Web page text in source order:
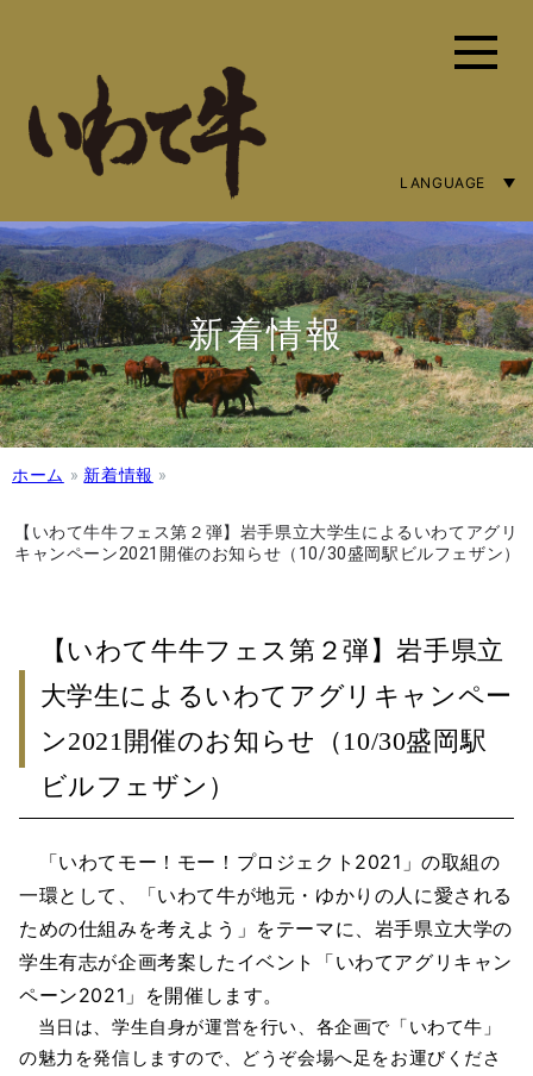
LANGUAGE
新着情報
ホーム » 新着情報 »
【いわて牛牛フェス第２弾】岩手県立大学生によるいわてアグリ
キャンペーン2021開催のお知らせ（10/30盛岡駅ビルフェザン）
【いわて牛牛フェス第２弾】岩手県立
大学生によるいわてアグリキャンペー
ン2021開催のお知らせ（10/30盛岡駅
ビルフェザン）
「いわてモー！モー！プロジェクト2021」の取組の
一環として、「いわて牛が地元・ゆかりの人に愛される
ための仕組みを考えよう」をテーマに、岩手県立大学の
学生有志が企画考案したイベント「いわてアグリキャン
ペーン2021」を開催します。
当日は、学生自身が運営を行い、各企画で「いわて牛」
の魅力を発信しますので、どうぞ会場へ足をお運びくださ